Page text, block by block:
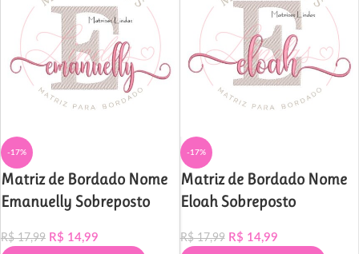
-17%
Matriz de Bordado Nome
Emanuelly Sobreposto
R$17,99 R$ 14,99
-17%
Matriz de Bordado Nome
Eloah Sobreposto
R$17,99 R$ 14,99